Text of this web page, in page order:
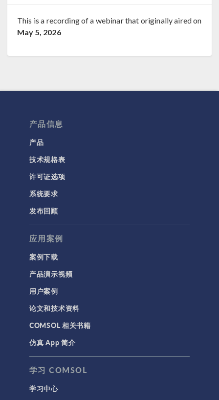
This is a recording of a webinar that originally aired on
May 5, 2026
产品信息
产品
技术规格表
许可证选项
系统要求
发布回顾
应用案例
案例下载
产品演示视频
用户案例
论文和技术资料
COMSOL 相关书籍
仿真 App 简介
学习 COMSOL
学习中心